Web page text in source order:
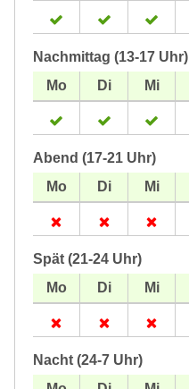
Nachmittag (13-17 Uhr)
Abend (17-21 Uhr)
Spät (21-24 Uhr)
Nacht (24-7 Uhr)